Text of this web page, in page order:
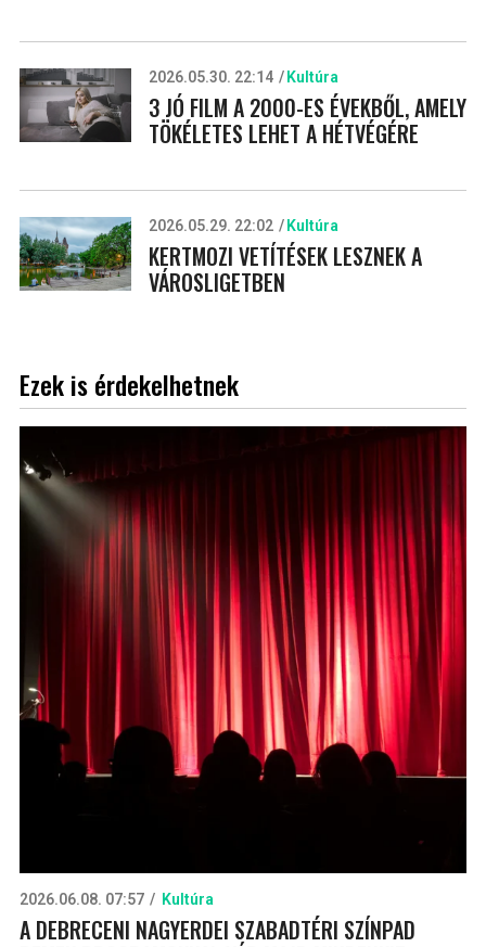
2026.05.30. 22:14 Kultúra
3 JÓ FILM A 2000-ES ÉVEKBŐL, AMELY
TÖKÉLETES LEHET A HÉTVÉGÉRE
2026.05.29. 22:02 Kultúra
KERTMOZI VETÍTÉSEK LESZNEK A
VÁROSLIGETBEN
Ezek is érdekelhetnek
2026.06.08. 07:57 Kultúra
A DEBRECENI NAGYERDEI SZABADTÉRI SZÍNPAD